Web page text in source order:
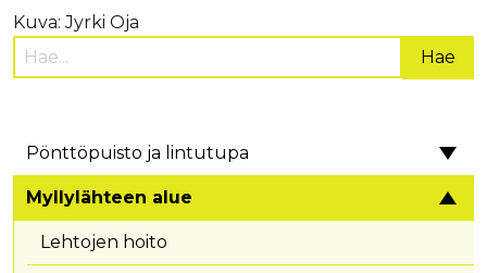
Kuva: Jyrki Oja
Hae
sivustolta:
Pönttöpuisto ja lintutupa
Myllylähteen alue
Lehtojen hoito